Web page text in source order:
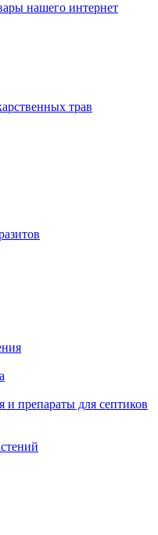
нашего интернет
трав
и препараты для септиков